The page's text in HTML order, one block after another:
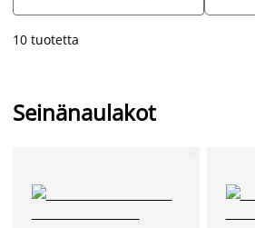
10 tuotetta
Seinänaulakot